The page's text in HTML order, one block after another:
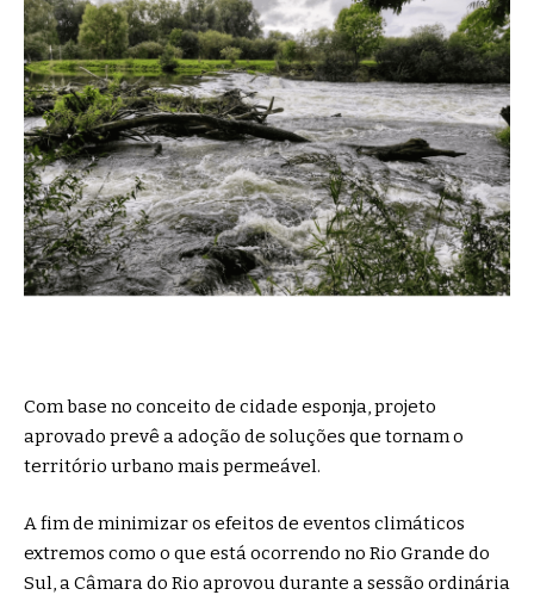
Com base no conceito de cidade esponja, projeto
aprovado prevê a adoção de soluções que tornam o
território urbano mais permeável.
A fim de minimizar os efeitos de eventos climáticos
extremos como o que está ocorrendo no Rio Grande do
Sul, a Câmara do Rio aprovou durante a sessão ordinária